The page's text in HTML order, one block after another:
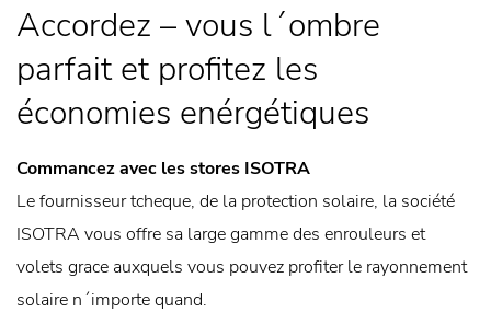
Accordez – vous l´ombre
parfait et profitez les
économies enérgétiques
Commancez avec les stores ISOTRA
Le fournisseur tcheque, de la protection solaire, la société
ISOTRA vous offre sa large gamme des enrouleurs et
volets grace auxquels vous pouvez profiter le rayonnement
solaire n´importe quand.